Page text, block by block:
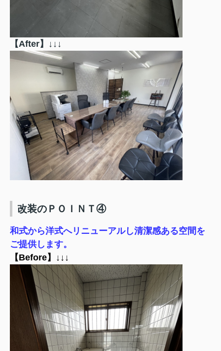
【After】↓↓↓
改装のＰＯＩＮＴ④
和式から洋式へリニューアルし清潔感ある空間を
ご提供します。
【Before】↓↓↓